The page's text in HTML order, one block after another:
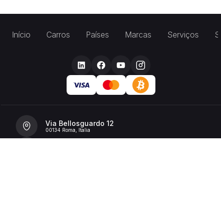
Início Carros Países Marcas Serviços
Via Bellosguardo 12
00134 Roma, Italia